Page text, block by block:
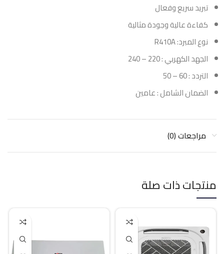
تبريد سريع وفعال
كفاءة عالية وجودة مثالية
نوع المبرد: R410A
الجهد الكهربي : 220 – 240
التردد : 60 – 50
الضمان الشامل : عامين
مراجعات (0)
منتجات ذات صلة